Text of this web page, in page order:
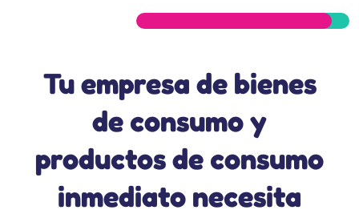
Tu empresa de bienes
de consumo y
productos de consumo
inmediato necesita